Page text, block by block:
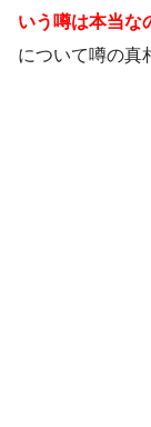
いう噂は本当な
について噂の真